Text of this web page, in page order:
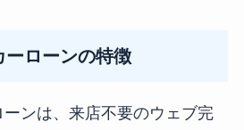
ーローンの特徴
ンは、来店不要のウェブ完